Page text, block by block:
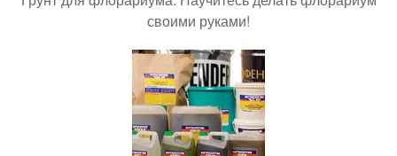
своими руками!